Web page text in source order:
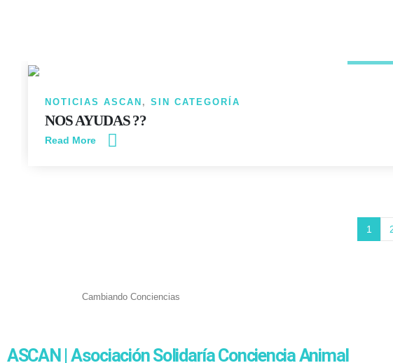
NOTICIAS ASCAN , SIN CATEGORÍA
NOS AYUDAS ??
Read More
1
Cambiando Conciencias
ASCAN | Asociación Solidaría Conciencia Animal